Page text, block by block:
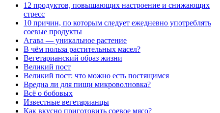
12 продуктов, повышающих настроение и снижающих
стресс
10 причин, по которым следует ежедневно употреблять
соевые продукты
Агава — уникальное растение
В чём польза растительных масел?
Вегетарианский образ жизни
Великий пост
Великий пост: что можно есть постящимся
Вредна ли для пищи микроволновка?
Всё о бобовых
Известные вегетарианцы
Как вкусно приготовить соевое мясо?